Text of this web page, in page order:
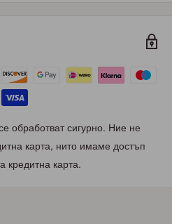
обработват сигурно. Ние не
карта, нито имаме достъп
кредитна карта.